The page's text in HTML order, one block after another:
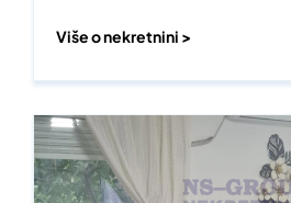
Više o nekretnini >